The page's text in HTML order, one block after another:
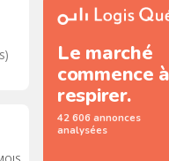
Le marché
commence à
respirer.
42 606 annonces
analysées